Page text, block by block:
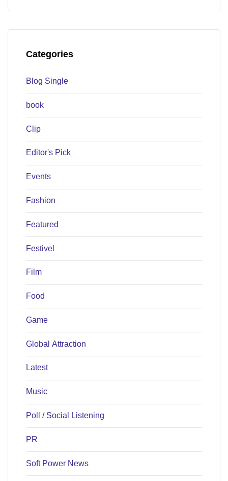
Categories
Blog Single
book
Clip
Editor's Pick
Events
Fashion
Featured
Festivel
Film
Food
Game
Global Attraction
Latest
Music
Poll / Social Listening
PR
Soft Power News